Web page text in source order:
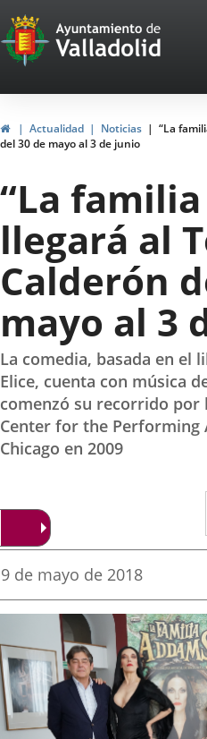
Portal
Web
del
de
Valladolid
InicioActualidad Noticias
“La
del 30 de mayo al 3 de junio
“La
llegará al
Calderón
mayo al 3
La comedia, basada en el
Elice, cuenta con música
comenzó su recorrido por
Center for the Performing
Chicago en 2009
Fecha
la
9 de mayo de 2018